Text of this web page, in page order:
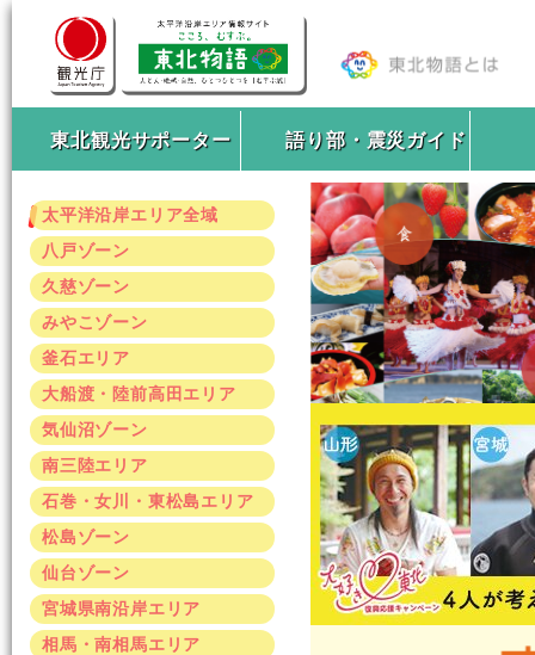
東北観光サポーター 語り部・震災ガイド
太平洋沿岸エリア全域
八戸ゾーン
久慈ゾーン
みやこゾーン
釜石エリア
大船渡・陸前高田エリア
気仙沼ゾーン
南三陸エリア
石巻・女川・東松島エリア
松島ゾーン
仙台ゾーン
宮城県南沿岸エリア
相馬・南相馬エリア